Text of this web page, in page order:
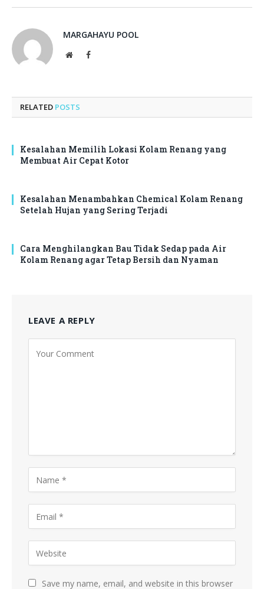
MARGAHAYU POOL
WebsiteFacebook
RELATED POSTS
Kesalahan Memilih Lokasi Kolam Renang yang
Membuat Air Cepat Kotor
Kesalahan Menambahkan Chemical Kolam Renang
Setelah Hujan yang Sering Terjadi
Cara Menghilangkan Bau Tidak Sedap pada Air
Kolam Renang agar Tetap Bersih dan Nyaman
LEAVE A REPLY
Save my name, email, and website in this browser